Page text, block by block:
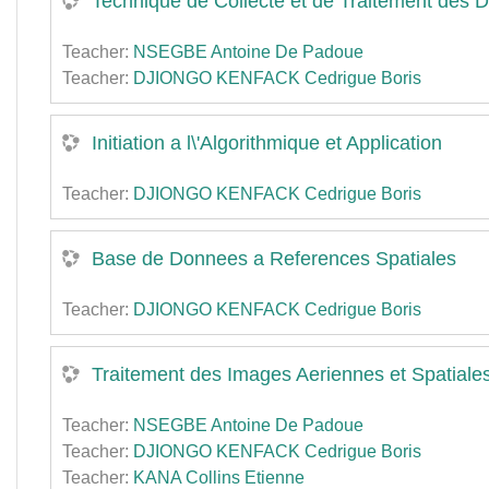
Teacher: NSEGBE Antoine De Padoue
Teacher: DJIONGO KENFACK Cedrigue Boris
Initiation a l\'Algorithmique et Application
Teacher: DJIONGO KENFACK Cedrigue Boris
Base de Donnees a References Spatiales
Teacher: DJIONGO KENFACK Cedrigue Boris
Traitement des Images Aeriennes et
Teacher: NSEGBE Antoine De Padoue
Teacher: DJIONGO KENFACK Cedrigue Boris
Teacher: KANA Collins Etienne